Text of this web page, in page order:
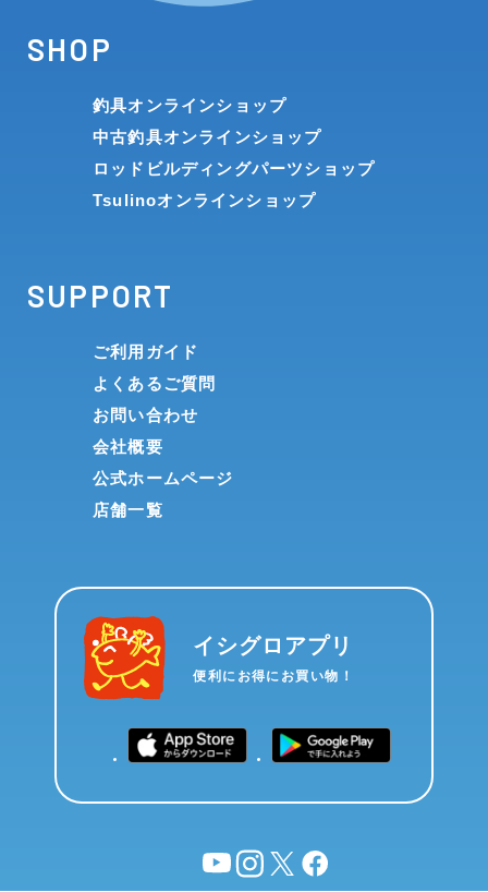
SHOP
釣具オンラインショップ
中古釣具オンラインショップ
ロッドビルディングパーツショップ
Tsulinoオンラインショップ
SUPPORT
ご利用ガイド
よくあるご質問
お問い合わせ
会社概要
公式ホームページ
店舗一覧
イシグロアプリ
便利にお得にお買い物！
YouTubeinstagram
X facebook